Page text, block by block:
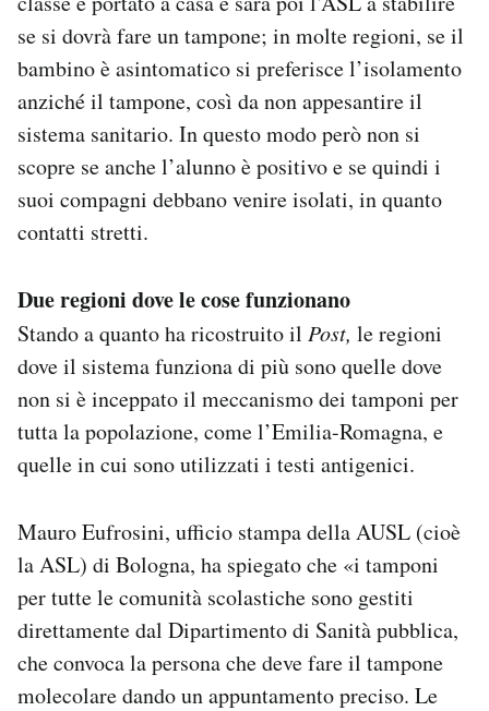
se si dovrà fare un tampone; in molte regioni, se il
bambino è asintomatico si preferisce l’isolamento
anziché il tampone, così da non appesantire il
sistema sanitario. In questo modo però non si
scopre se anche l’alunno è positivo e se quindi i
suoi compagni debbano venire isolati, in quanto
contatti stretti.
Due regioni dove le cose funzionano
Stando a quanto ha ricostruito il Post, le regioni
dove il sistema funziona di più sono quelle dove
non si è inceppato il meccanismo dei tamponi per
tutta la popolazione, come l’Emilia-Romagna, e
quelle in cui sono utilizzati i testi antigenici.
Mauro Eufrosini, ufficio stampa della AUSL (cioè
la ASL) di Bologna, ha spiegato che «i tamponi
per tutte le comunità scolastiche sono gestiti
direttamente dal Dipartimento di Sanità pubblica,
che convoca la persona che deve fare il tampone
molecolare dando un appuntamento preciso. Le